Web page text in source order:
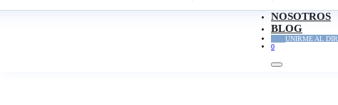
NOSOTROS
BLOG
UNIRME AL
0